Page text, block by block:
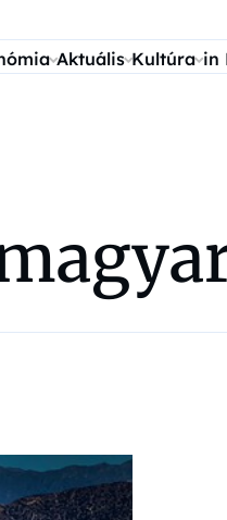
Aktuális Kultúra in